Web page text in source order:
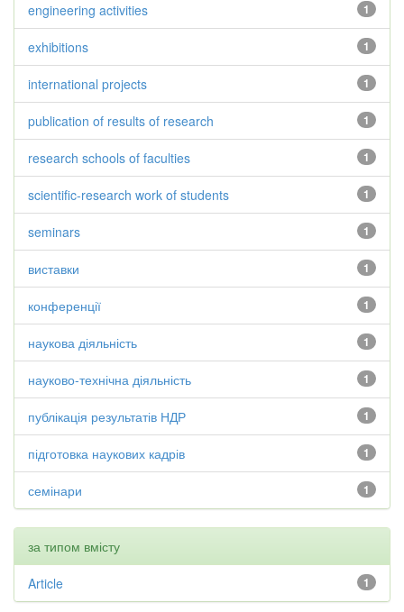
1
engineering activities
1
exhibitions
1
international projects
1
publication of results of research
1
research schools of faculties
1
scientific-research work of students
1
seminars
1
виставки
1
конференції
1
наукова діяльність
1
науково-технічна діяльність
1
публікація результатів НДР
1
підготовка наукових кадрів
1
семінари
за типом вмісту
1
Article